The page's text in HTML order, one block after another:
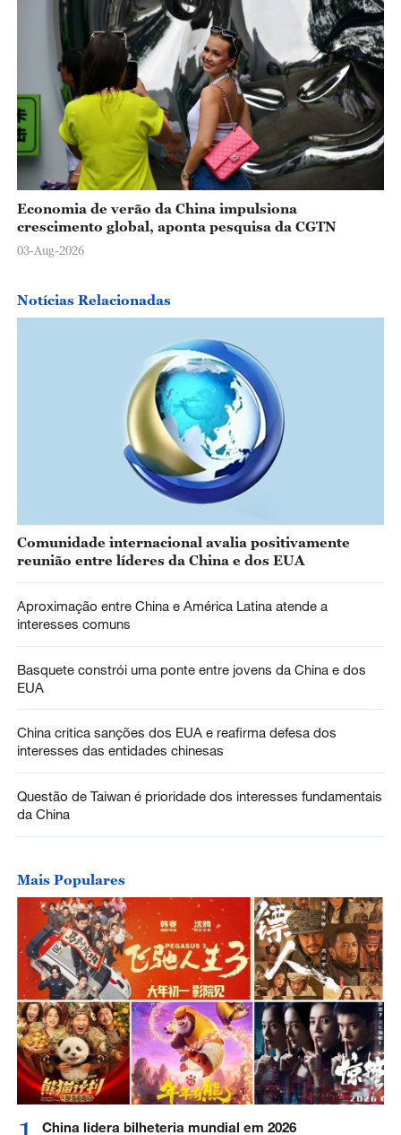
Economia de verão da China impulsiona
crescimento global, aponta pesquisa da CGTN
03-Aug-2026
Notícias Relacionadas
Comunidade internacional avalia positivamente
reunião entre líderes da China e dos EUA
Aproximação entre China e América Latina atende a
interesses comuns
Basquete constrói uma ponte entre jovens da China e dos
EUA
China critica sanções dos EUA e reafirma defesa dos
interesses das entidades chinesas
Questão de Taiwan é prioridade dos interesses fundamentais
da China
Mais Populares
China lidera bilheteria mundial em 2026